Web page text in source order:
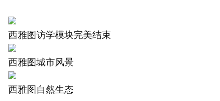
西雅图访学模块完美结束
西雅图城市风景
西雅图自然生态